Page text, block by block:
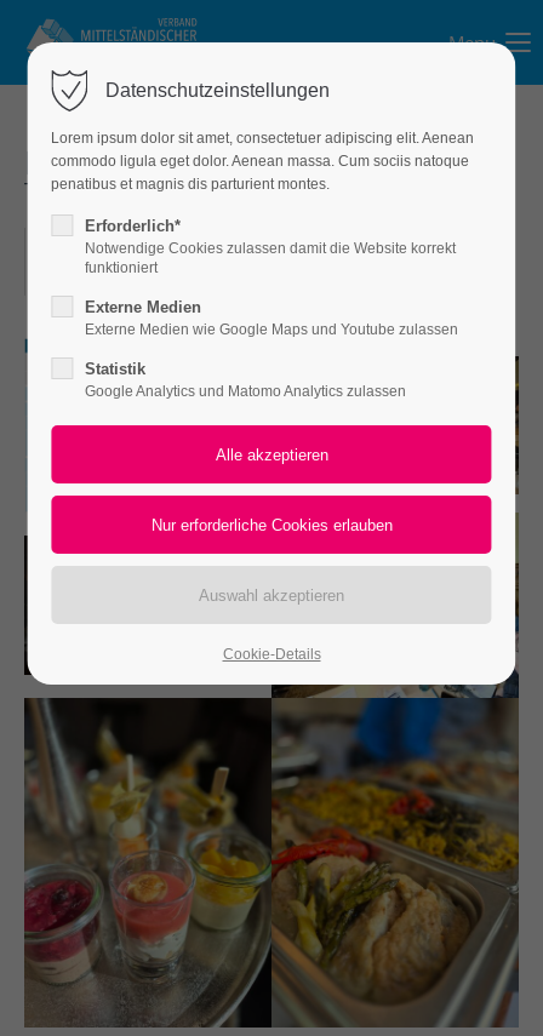
Login
Benutzername
Passwort
Register|Lost your password?
Mon - Fri 8:00am - 5:00pm
(GMT +1)
Get in touch
Cybersteel Inc.
376-293 City Road, Suite 600
San Francisco, CA 94102
Have any questions?
+44 1234 567 890
Menu
Mitgliederversammlung &
Thementag 2025
07.05.2025
ORT: VILLA ROSENTAL LEIPZIG
Datenschutzeinstellungen
Lorem ipsum dolor sit amet, consectetuer adipiscing elit. Aenean
commodo ligula eget dolor. Aenean massa. Cum sociis natoque
penatibus et magnis dis parturient montes.
Erforderlich*
Notwendige Cookies zulassen damit die Website korrekt
funktioniert
Externe Medien
Externe Medien wie Google Maps und Youtube zulassen
Statistik
Google Analytics und Matomo Analytics zulassen
Cookie-Details